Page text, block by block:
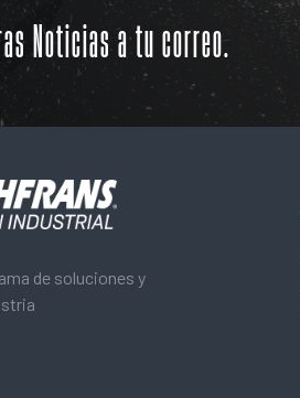
Noticias a tu correo.
de soluciones y